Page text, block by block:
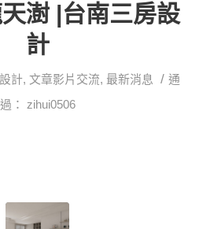
澍 |台南三房設
計
計, 文章影片交流, 最新消息 / 通
過： zihui0506